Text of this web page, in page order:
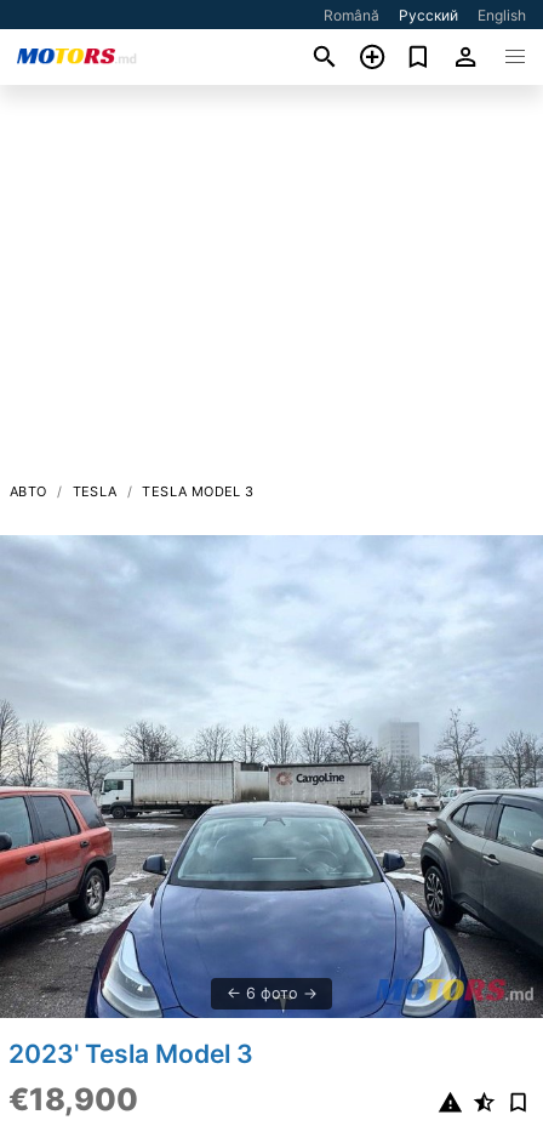
Română Русский English
АВТО TESLA TESLA MODEL 3
6 фото
2023' Tesla Model 3
€18,900